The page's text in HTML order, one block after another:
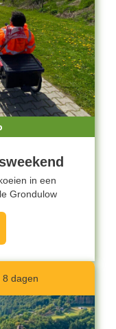
in een
Grondulow
dagen